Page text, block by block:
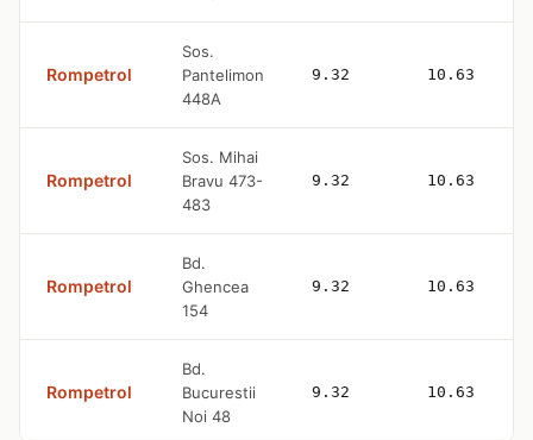
Rompetrol
Sos.
Pantelimon
448A
9.32 10.63
Rompetrol
Sos. Mihai
Bravu 473-
483
9.32 10.63
Rompetrol
Bd.
Ghencea
154
9.32 10.63
Rompetrol
Bd.
Bucurestii
Noi 48
9.32 10.63